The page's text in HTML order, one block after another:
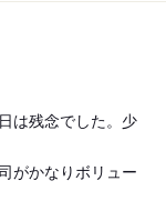
は残念でした。少
がかなりボリュー